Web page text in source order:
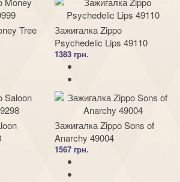
Tree
Зажигалка Zippo
Psychedelic Lips 49110
1383 грн.
Зажигалка Zippo Sons of
Anarchy 49004
1567 грн.